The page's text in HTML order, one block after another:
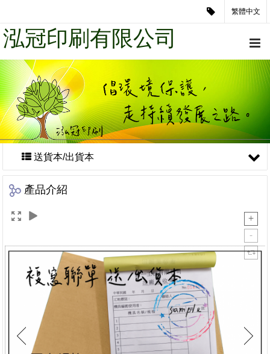
繁體中文
泓冠印刷有限公司
送貨本/出貨本
產品介紹